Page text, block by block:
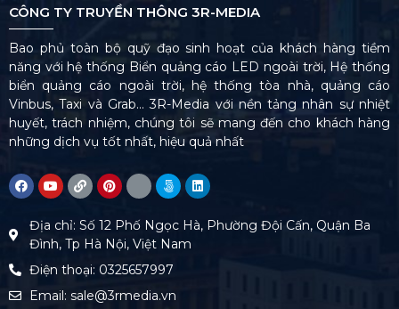
CÔNG TY TRUYỀN THÔNG 3R-MEDIA
Bao phủ toàn bộ quỹ đạo sinh hoạt của khách hàng tiềm
năng với hệ thống Biển quảng cáo LED ngoài trời, Hệ thống
biển quảng cáo ngoài trời, hệ thống tòa nhà, quảng cáo
Vinbus, Taxi và Grab… 3R-Media với nền tảng nhân sự nhiệt
huyết, trách nhiệm, chúng tôi sẽ mang đến cho khách hàng
những dịch vụ tốt nhất, hiệu quả nhất
Địa chỉ: Số 12 Phố Ngọc Hà, Phường Đội Cấn, Quận Ba
Đình, Tp Hà Nội, Việt Nam
Điện thoại: 0325657997
Email: sale@3rmedia.vn